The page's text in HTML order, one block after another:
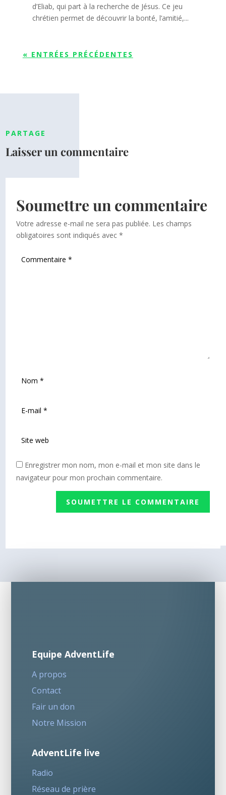
d’Eliab, qui part à la recherche de Jésus. Ce jeu
chrétien permet de découvrir la bonté, l’amitié,...
« ENTRÉES PRÉCÉDENTES
PARTAGE
Laisser un commentaire
Soumettre un commentaire
Votre adresse e-mail ne sera pas publiée. Les champs
obligatoires sont indiqués avec*
Enregistrer mon nom, mon e-mail et mon site dans le
navigateur pour mon prochain commentaire.
SOUMETTRE LE COMMENTAIRE
Equipe AdventLife
A propos
Contact
Fair un don
Notre Mission
AdventLife live
Radio
Réseau de prière